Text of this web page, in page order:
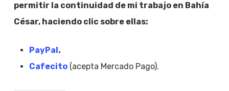
permitir la continuidad de mi trabajo en Bahía
César, haciendo clic sobre ellas:
PayPal.
Cafecito(acepta Mercado Pago).